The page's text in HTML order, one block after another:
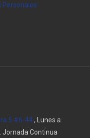
Personales
5 #6-44, Lunes a
Jornada Continua